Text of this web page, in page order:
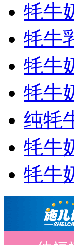
牦牛
牦牛
牦牛
牦牛
纯牦
牦牛
牦牛